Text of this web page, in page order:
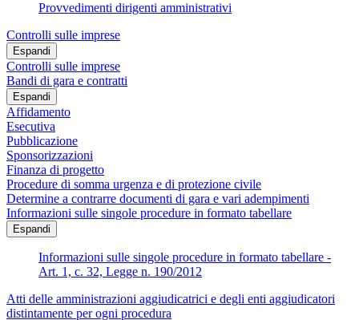
Provvedimenti dirigenti amministrativi
Controlli sulle imprese
Espandi
Controlli sulle imprese
Bandi di gara e contratti
Espandi
Affidamento
Esecutiva
Pubblicazione
Sponsorizzazioni
Finanza di progetto
Procedure di somma urgenza e di protezione civile
Determine a contrarre documenti di gara e vari adempimenti
Informazioni sulle singole procedure in formato tabellare
Espandi
Informazioni sulle singole procedure in formato tabellare -
Art. 1, c. 32, Legge n. 190/2012
Atti delle amministrazioni aggiudicatrici e degli enti aggiudicatori
distintamente per ogni procedura